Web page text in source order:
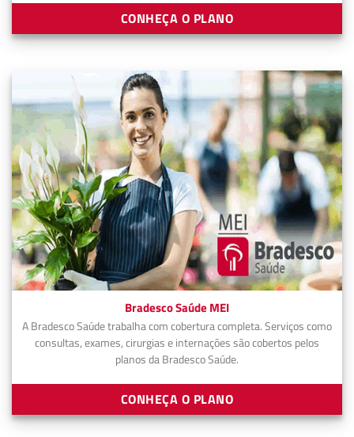
CONHEÇA O PLANO
Bradesco Saúde MEI
A Bradesco Saúde trabalha com cobertura completa. Serviços como
consultas, exames, cirurgias e internações são cobertos pelos
planos da Bradesco Saúde.
CONHEÇA O PLANO